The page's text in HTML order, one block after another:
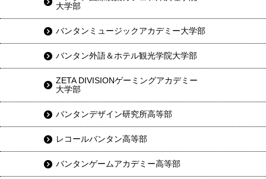
大学部
バンタンミュージックアカデミー大学部
バンタン外語＆ホテル観光学院大学部
ZETA DIVISIONゲーミングアカデミー
大学部
バンタンデザイン研究所高等部
レコールバンタン高等部
バンタンゲームアカデミー高等部